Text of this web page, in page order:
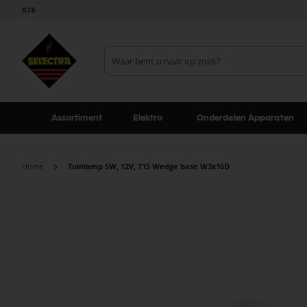
B2B
Assortiment Elektro Onderdelen Apparaten
Home Tuinlamp 5W, 12V, T15 Wedge base W3x16D